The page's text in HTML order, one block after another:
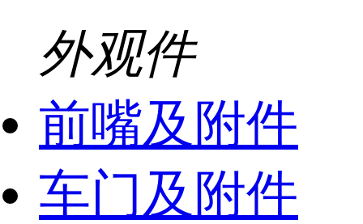
外观件
前嘴及附件
车门及附件